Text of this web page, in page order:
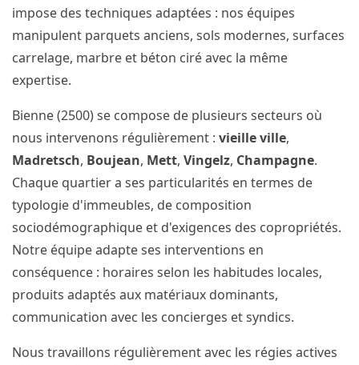
impose des techniques adaptées : nos équipes
manipulent parquets anciens, sols modernes, surfaces
carrelage, marbre et béton ciré avec la même
expertise.
Bienne (2500) se compose de plusieurs secteurs où
nous intervenons régulièrement : vieille ville,
Madretsch, Boujean, Mett, Vingelz, Champagne.
Chaque quartier a ses particularités en termes de
typologie d'immeubles, de composition
sociodémographique et d'exigences des copropriétés.
Notre équipe adapte ses interventions en
conséquence : horaires selon les habitudes locales,
produits adaptés aux matériaux dominants,
communication avec les concierges et syndics.
Nous travaillons régulièrement avec les régies actives